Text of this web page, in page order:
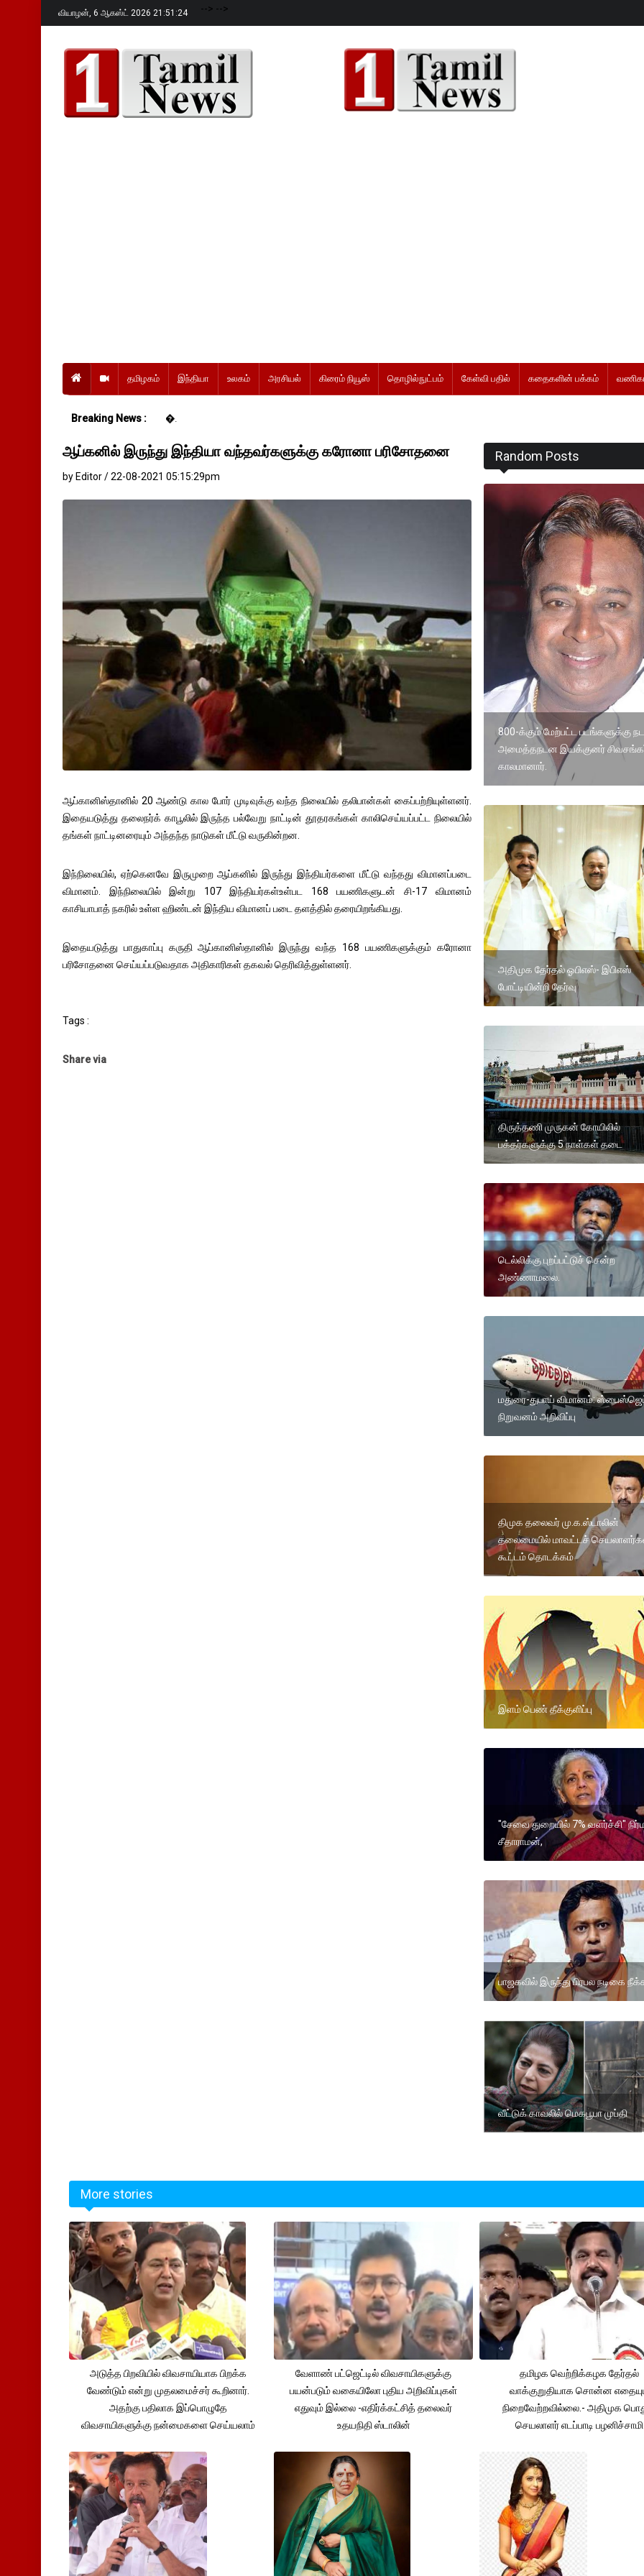
வியாழன், 6 ஆகஸ்ட் 2026 21:51:25 --> -->
தமிழகம் இந்தியா உலகம் அரசியல் கிரைம் நியூஸ் தொழில்நுட்பம் கேள்வி பதில் கதைகளின் பக்கம்
Breaking News :
ஆப்கனில் இருந்து இந்தியா வந்தவர்களுக்கு கரோனா பரிசோதனை
by Editor / 22-08-2021 05:15:29pm
ஆப்கானிஸ்தானில் 20 ஆண்டு கால போர் முடிவுக்கு வந்த நிலையில் தலிபான்கள் கைப்பற்றியுள்ளனர்.
இதையடுத்து தலைநர்க் காபூலில் இருந்த பல்வேறு நாட்டின் தூதரகங்கள் காலிசெய்யப்பட்ட நிலையில்
தங்கள் நாட்டினரையும் அந்தந்த நாடுகள் மீட்டு வருகின்றன.
இந்நிலையில், ஏற்கெனவே இருமுறை ஆப்கனில் இருந்து இந்தியர்களை மீட்டு வந்தது விமானப்படை
விமானம். இந்நிலையில் இன்று 107 இந்தியர்கள்உள்பட 168 பயணிகளுடன் சி-17 விமானம்
காசியாபாத் நகரில் உள்ள ஹிண்டன் இந்திய விமானப் படை தளத்தில் தரையிறங்கியது.
இதையடுத்து பாதுகாப்பு கருதி ஆப்கானிஸ்தானில் இருந்து வந்த 168 பயணிகளுக்கும் கரோனா
பரிசோதனை செய்யப்படுவதாக அதிகாரிகள் தகவல் தெரிவித்துள்ளனர்.
Tags :
Share via
Random Posts
800-க்கும் மேற்பட்ட படங்களுக்கு
அமைத்தநடன இயக்குனர்
காலமானார்.
அதிமுக தேர்தல் ஓபிஎஸ்- இபிஎஸ்
போட்டியின்றி தேர்வு
திருத்தணி முருகன் கோயிலில்
பக்தர்களுக்கு 5 நாள்கள் தடை
டெல்லிக்கு புறப்பட்டுச் சென்ற
அண்ணாமலை.
மதுரை-துபாய் விமானம்:
நிறுவனம் அறிவிப்பு
திமுக தலைவர் மு.க.ஸ்டாலின்
தலைமையில் மாவட்டச்
கூட்டம் தொடக்கம்
இளம் பெண் தீக்குளிப்பு
"சேவை துறையில் 7% வளர்ச்சி"
சீதாராமன்,
பாஜகவில் இருந்து பிரபல நடிகை
வீட்டுக் காவலில் மெகபூபா முப்தி
More stories
அடுத்த பிறவியில் விவசாயியாக பிறக்க
வேண்டும் என்று முதலமைச்சர் கூறினார்.
அதற்கு பதிலாக இப்பொழுதே
விவசாயிகளுக்கு நன்மைகளை செய்யலாம்
வேளாண் பட்ஜெட்டில் விவசாயிகளுக்கு
பயன்படும் வகையிலோ புதிய அறிவிப்புகள்
எதுவும் இல்லை -எதிர்க்கட்சித் தலைவர்
உதயநிதி ஸ்டாலின்
தமிழக வெற்றிக்கழக தேர்தல்
வாக்குறுதியாக சொன்ன
நிறைவேற்றவில்லை.- அதிமுக
செயலாளர் எடப்பாடி பழனிச்சாமி